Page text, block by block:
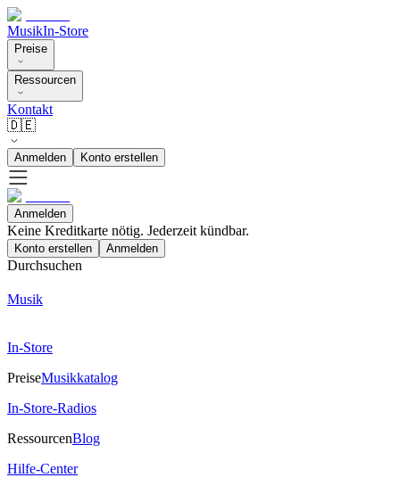
MusikIn-Store
Preise
Ressourcen
Kontakt
🇩🇪
Anmelden Konto erstellen
Anmelden
Keine Kreditkarte nötig. Jederzeit kündbar.
Konto erstellen Anmelden
Durchsuchen
Musik
In-Store
PreiseMusikkatalog
In-Store-Radios
RessourcenBlog
Hilfe-Center